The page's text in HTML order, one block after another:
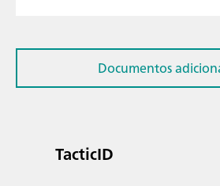
TacticID
Documentos